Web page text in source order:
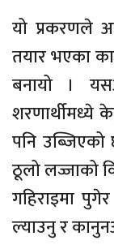
यो प्रकरणले
तयार भएका
बनायो ।
शरणार्थीमध्ये
पनि उब्जिएको
ठूलो लज्जाको
गहिराइमा
ल्याउनु र